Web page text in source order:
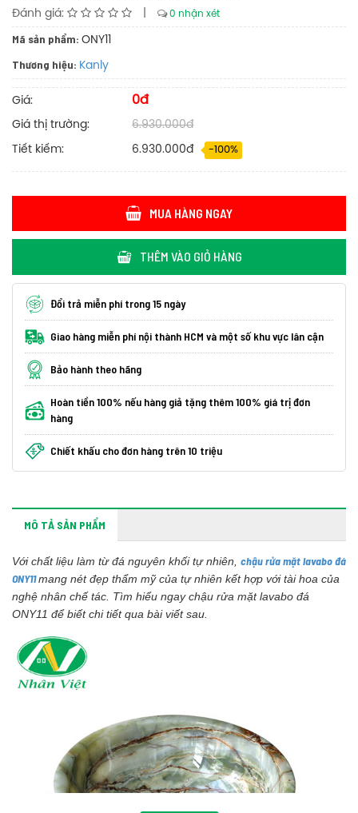
Đánh giá: 0 nhận xét
Mã sản phẩm: ONY11
Thương hiệu: Kanly
Giá: 0đ
Giá thị trường: 6.930.000đ
Tiết kiếm: 6.930.000đ -100%
MUA HÀNG NGAY
THÊM VÀO GIỎ HÀNG
Đổi trả miễn phí trong 15 ngày
Giao hàng miễn phí nội thành HCM và một số khu vực lân cận
Bảo hành theo hãng
Hoàn tiền 100% nếu hàng giả tặng thêm 100% giá trị đơn
hàng
Chiết khấu cho đơn hàng trên 10 triệu
MÔ TẢ SẢN PHẨM
Với chất liệu làm từ đá nguyên khối tự nhiên, chậu rửa mặt lavabo đá
ONY11mang nét đẹp thẩm mỹ của tự nhiên kết hợp với tài hoa của
nghệ nhân chế tác. Tìm hiểu ngay chậu rửa mặt lavabo đá
ONY11 để biết chi tiết qua bài viết sau.